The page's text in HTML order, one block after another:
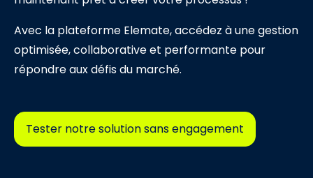
Avec la plateforme Elemate, accédez à une gestion
optimisée, collaborative et performante pour
répondre aux défis du marché.
Tester notre solution sans engagement